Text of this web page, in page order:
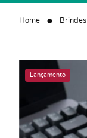
Home Brindes
Lançamento